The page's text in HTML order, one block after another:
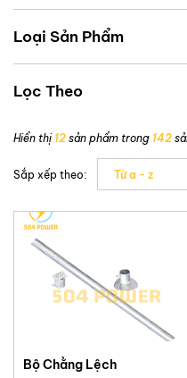
Loại Sản Phẩm
Lọc Theo
Hiển thị 12 sản phẩm trong 142
Sắp xếp theo: Từ a - z
Bộ Chằng Lệch